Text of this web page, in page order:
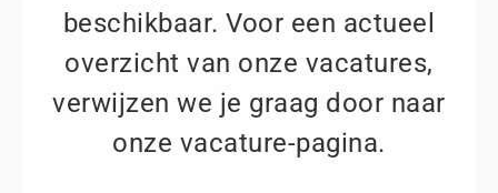
beschikbaar. Voor een actueel
overzicht van onze vacatures,
verwijzen we je graag door naar
onze vacature-pagina.